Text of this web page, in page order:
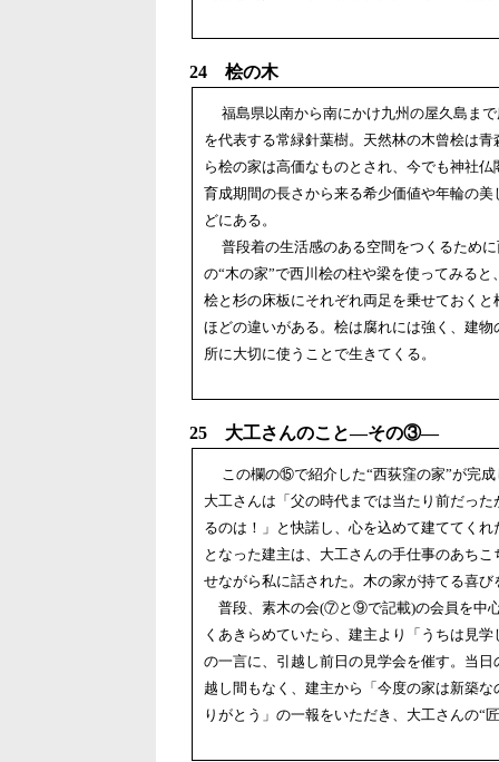
24 桧の木
福島県以南から南にかけ九州の屋久島ま
を代表する常緑針葉樹。天然林の木曾桧は
ら桧の家は高価なものとされ、今でも神社
育成期間の長さから来る希少価値や年輪の
どにある。
普段着の生活感のある空間をつくるため
の“木の家”で西川桧の柱や梁を使ってみる
桧と杉の床板にそれぞれ両足を乗せておく
ほどの違いがある。桧は腐れには強く、建
所に大切に使うことで生きてくる。
25 大工さんのこと―その③―
この欄の⑮で紹介した“西荻窪の家”が完
大工さんは「父の時代までは当たり前だっ
るのは！」と快諾し、心を込めて建ててく
となった建主は、大工さんの手仕事のあち
せながら私に話された。木の家が持てる喜
普段、素木の会(⑦と⑨で記載)の会員を中
くあきらめていたら、建主より「うちは見
の一言に、引越し前日の見学会を催す。当
越し間もなく、建主から「今度の家は新築
りがとう」の一報をいただき、大工さんの“